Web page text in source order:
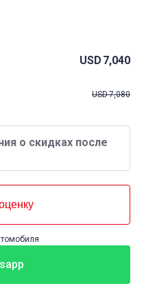
USD 7,040
USD7,080
о скидках после